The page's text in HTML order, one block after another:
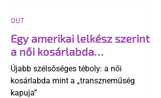
Egy amerikai lelkész szerint
a női kosárlabda
transzneműséghez vezet
Újabb szélsőséges téboly: a női
kosárlabda mint a „transzneműség
kapuja”
OUT